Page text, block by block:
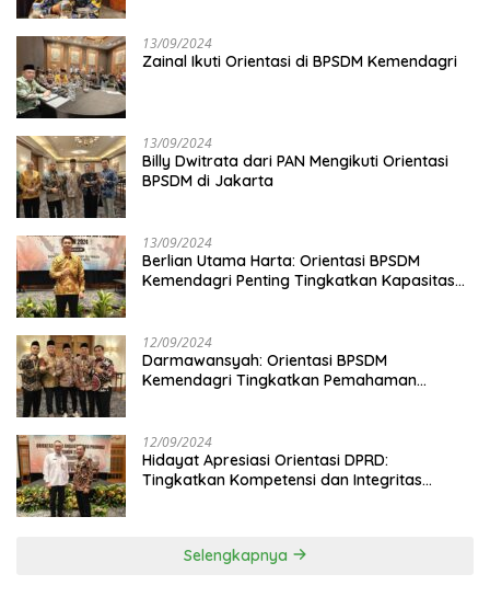
13/09/2024
Zainal Ikuti Orientasi di BPSDM Kemendagri
13/09/2024
Billy Dwitrata dari PAN Mengikuti Orientasi
BPSDM di Jakarta
13/09/2024
Berlian Utama Harta: Orientasi BPSDM
Kemendagri Penting Tingkatkan Kapasitas
12/09/2024
Darmawansyah: Orientasi BPSDM
Kemendagri Tingkatkan Pemahaman
12/09/2024
Hidayat Apresiasi Orientasi DPRD:
Tingkatkan Kompetensi dan Integritas
Selengkapnya